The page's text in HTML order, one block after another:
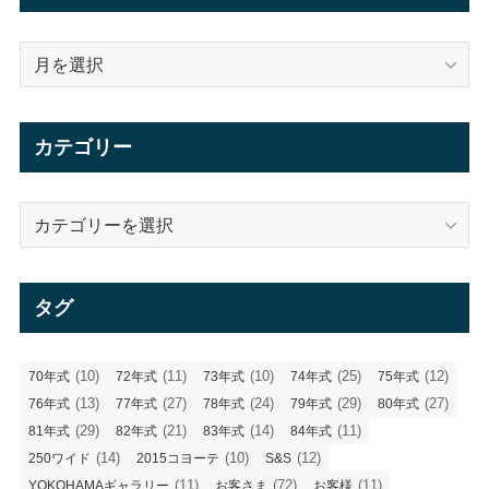
カテゴリー
タグ
70年式 (10) 72年式 (11) 73年式 (10) 74年式 (25) 75年式 (12)
76年式 (13) 77年式 (27) 78年式 (24) 79年式 (29) 80年式 (27)
81年式 (29) 82年式 (21) 83年式 (14) 84年式 (11)
250ワイド (14) 2015コヨーテ (10) S&S (12)
YOKOHAMAギャラリー (11) お客さま (72) お客様 (11)